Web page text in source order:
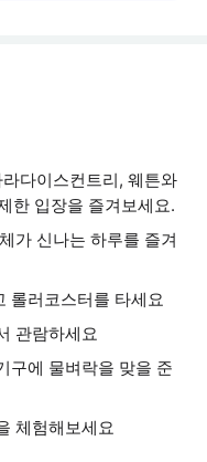
다이스컨트리, 웨튼와
한 입장을 즐겨보세요.
가 신나는 하루를 즐겨
롤러코스터를 타세요
관람하세요
구에 물벼락을 맞을 준
체험해보세요